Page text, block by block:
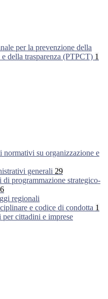
per la prevenzione della
della trasparenza (PTPCT) 1
normativi su organizzazione e
generali 29
di programmazione strategico-
6
regionali
e codice di condotta 1
cittadini e imprese